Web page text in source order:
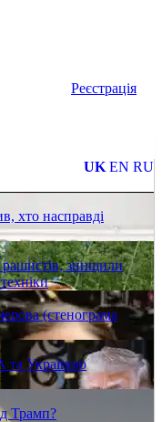
Реєстрація
UK EN RU
хто насправді
рашистів, знищили
(стенограма
та Україною
Трамп?